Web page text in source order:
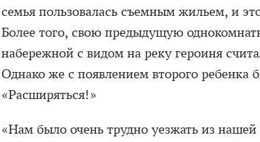
семья пользовалась съемным жильем, и
Более того, свою предыдущую
набережной с видом на реку героиня
Однако же с появлением второго ребенка
«Расширяться!»
«Нам было очень трудно уезжать из